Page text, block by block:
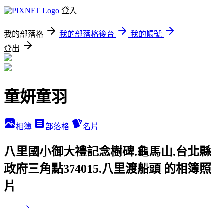
登入
我的部落格 我的部落格後台
我的帳號
登出
童妍童羽
相簿 部落格 名片
八里國小御大禮記念樹碑.龜馬山.台北縣
政府三角點374015.八里渡船頭 的相簿照
片